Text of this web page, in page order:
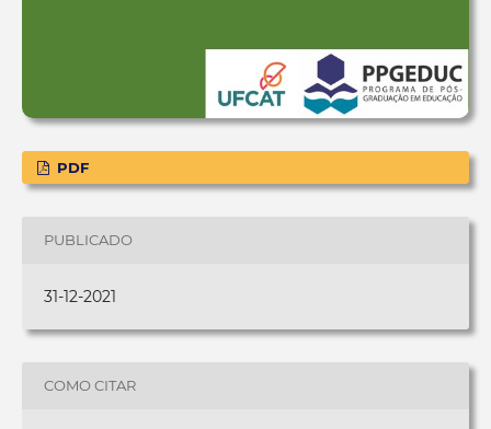
PDF
PUBLICADO
31-12-2021
COMO CITAR